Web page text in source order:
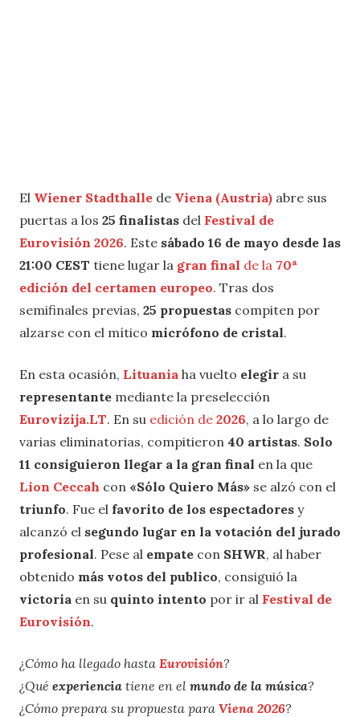
El Wiener Stadthalle de Viena (Austria) abre sus
puertas a los 25 finalistas del Festival de
Eurovisión 2026. Este sábado 16 de mayo desde las
21:00 CEST tiene lugar la gran final de la 70ª
edición del certamen europeo. Tras dos
semifinales previas, 25 propuestas compiten por
alzarse con el mítico micrófono de cristal.
En esta ocasión, Lituania ha vuelto elegir a su
representante mediante la preselección
Eurovizija.LT. En su edición de 2026, a lo largo de
varias eliminatorias, compitieron 40 artistas. Solo
11 consiguieron llegar a la gran final en la que
Lion Ceccah con «Sólo Quiero Más» se alzó con el
triunfo. Fue el favorito de los espectadores y
alcanzó el segundo lugar en la votación del jurado
profesional. Pese al empate con SHWR, al haber
obtenido más votos del publico, consiguió la
victoria en su quinto intento por ir al Festival de
Eurovisión.
¿Cómo ha llegado hasta Eurovisión?
¿Qué experiencia tiene en el mundo de la música?
¿Cómo prepara su propuesta para Viena 2026?